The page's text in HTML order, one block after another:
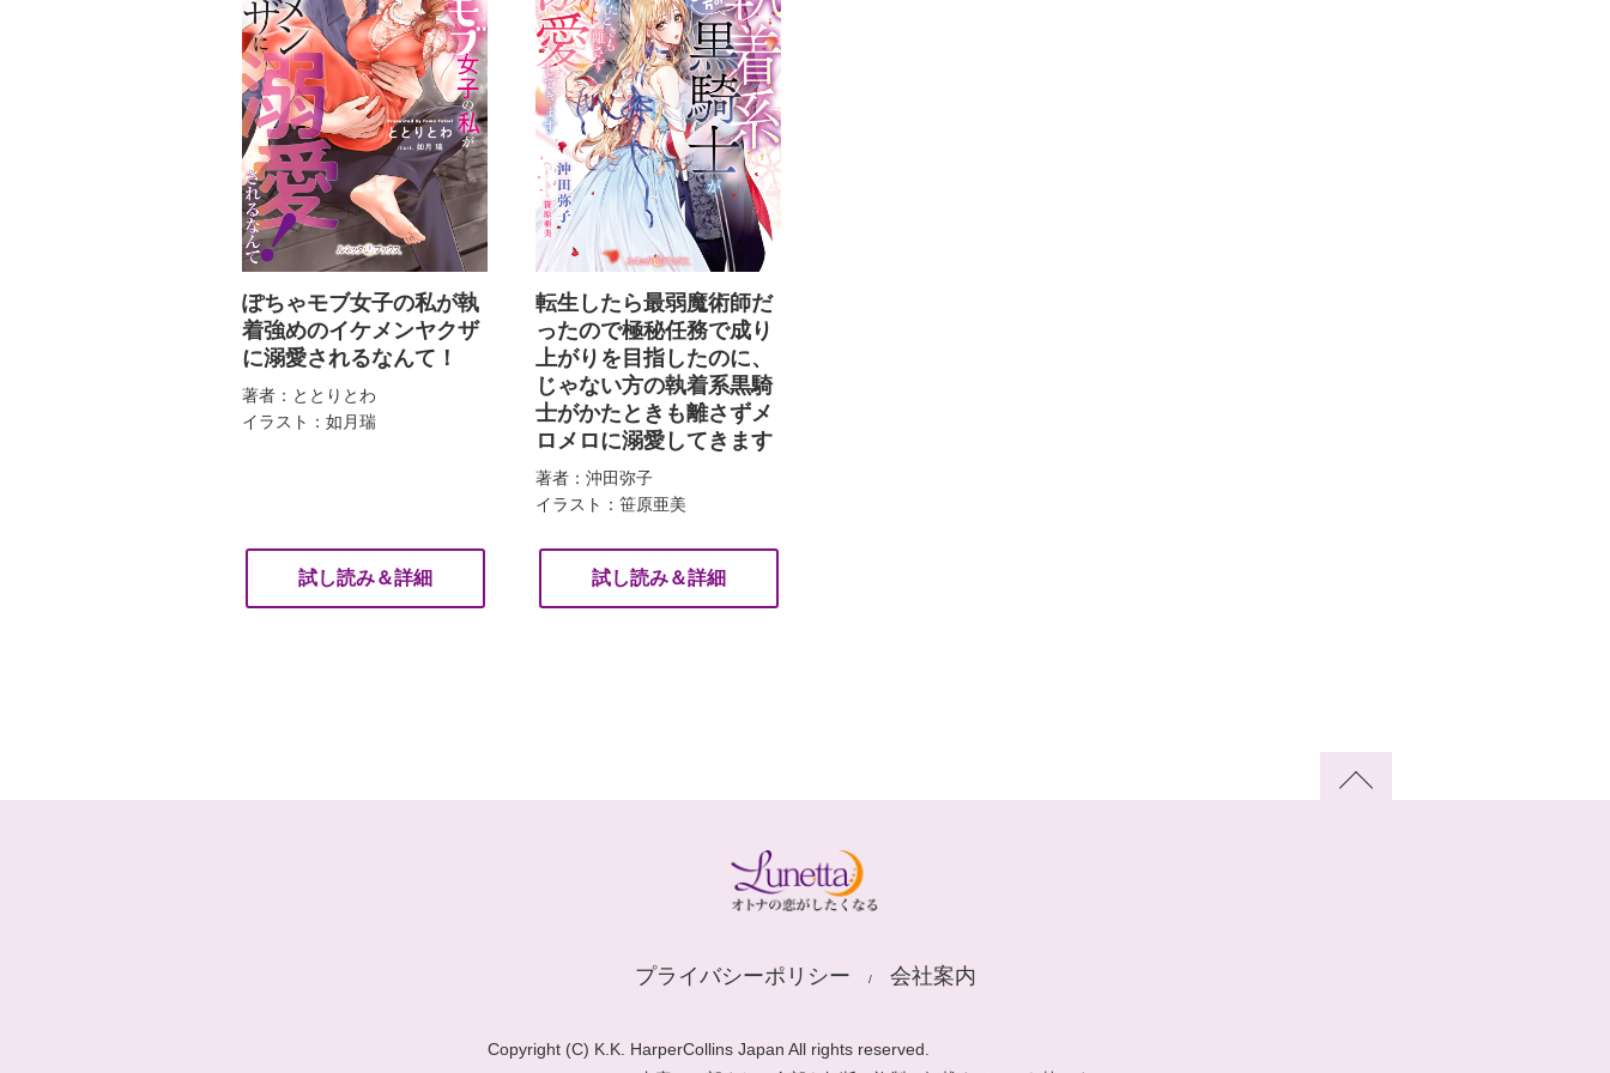
ぽちゃモブ女子の私が執
着強めのイケメンヤクザ
に溺愛されるなんて！
著者：ととりとわ
イラスト：如月瑞
試し読み＆詳細
転生したら最弱魔術師だ
ったので極秘任務で成り
上がりを目指したのに、
じゃない方の執着系黒騎
士がかたときも離さずメ
ロメロに溺愛してきます
著者：沖田弥子
イラスト：笹原亜美
試し読み＆詳細
プライバシーポリシー 会社案内
Copyright (C) K.K. HarperCollins Japan All rights reserved.